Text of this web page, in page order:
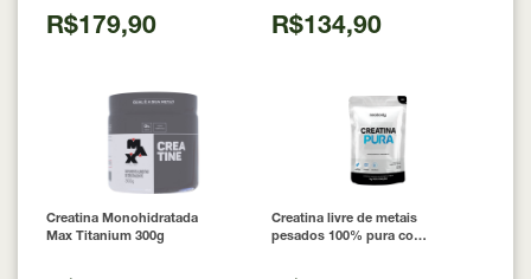
R$179,90 R$134,90
Creatina Monohidratada
Max Titanium 300g
Creatina livre de metais
pesados 100% pura com